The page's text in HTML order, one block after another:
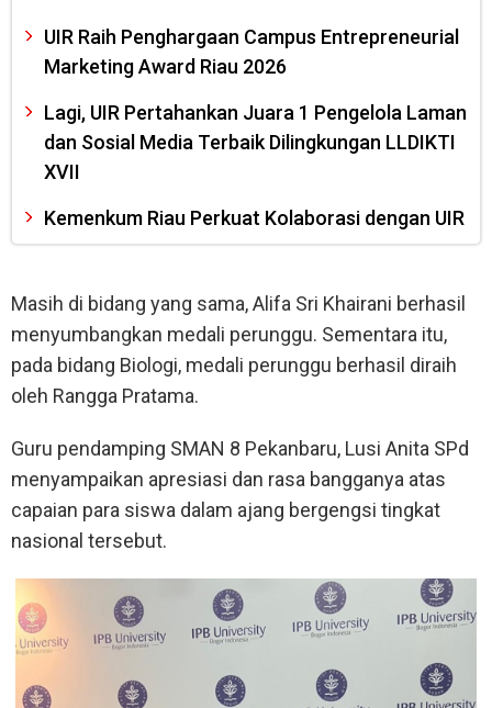
UIR Raih Penghargaan Campus Entrepreneurial
Marketing Award Riau 2026
Lagi, UIR Pertahankan Juara 1 Pengelola Laman
dan Sosial Media Terbaik Dilingkungan LLDIKTI
XVII
Kemenkum Riau Perkuat Kolaborasi dengan UIR
Masih di bidang yang sama, Alifa Sri Khairani berhasil
menyumbangkan medali perunggu. Sementara itu,
pada bidang Biologi, medali perunggu berhasil diraih
oleh Rangga Pratama.
Guru pendamping SMAN 8 Pekanbaru, Lusi Anita SPd
menyampaikan apresiasi dan rasa bangganya atas
capaian para siswa dalam ajang bergengsi tingkat
nasional tersebut.